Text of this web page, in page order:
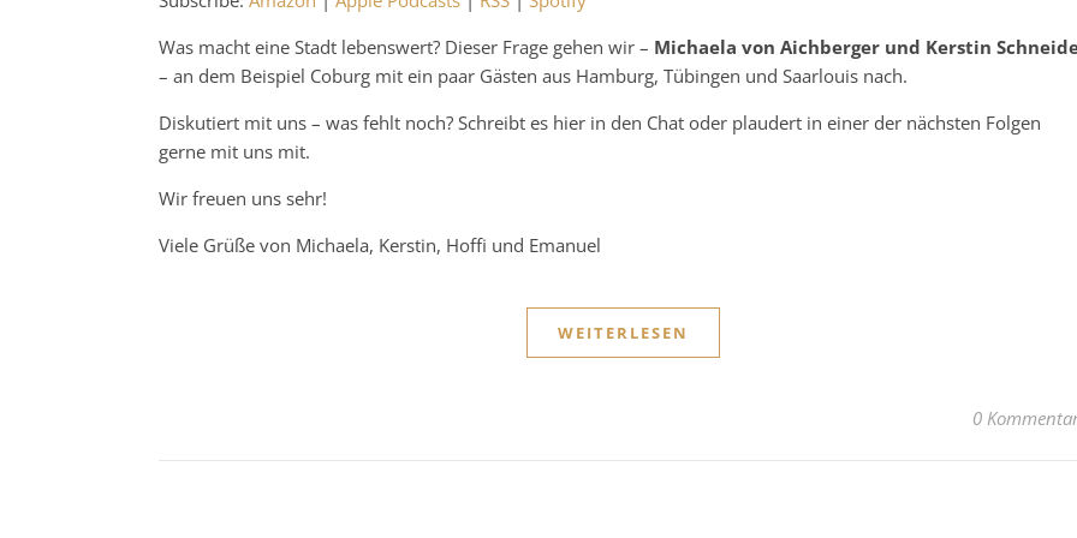
RSS FEED
EMBED
Was macht eine Stadt lebenswert? Dieser Frage gehen wir – Michaela von Aichberger und Kerstin
– an dem Beispiel Coburg mit ein paar Gästen aus Hamburg, Tübingen und Saarlouis nach.
Diskutiert mit uns – was fehlt noch? Schreibt es hier in den Chat oder plaudert in einer der nächsten Folgen
gerne mit uns mit.
Wir freuen uns sehr!
Viele Grüße von Michaela, Kerstin, Hoffi und Emanuel
WEITERLESEN
0